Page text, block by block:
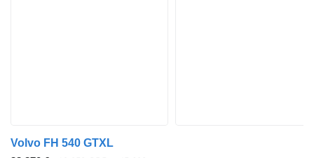
Volvo FH 540 GTXL